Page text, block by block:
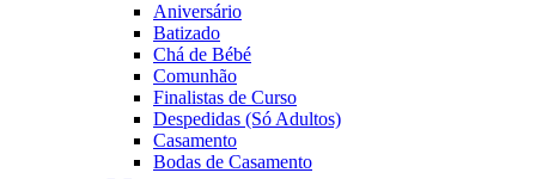
Aniversário
Batizado
Chá de Bébé
Comunhão
Finalistas de Curso
Despedidas (Só Adultos)
Casamento
Bodas de Casamento